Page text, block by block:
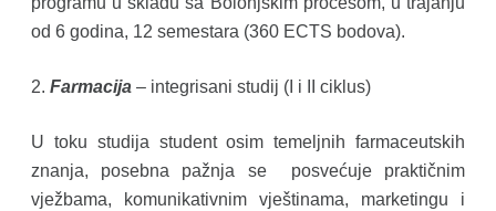
od 6 godina, 12 semestara (360 ECTS bodova).
2. Farmacija– integrisani studij (I i II ciklus)
U toku studija student osim temeljnih farmaceutskih
znanja, posebna pažnja se posvećuje praktičnim
vježbama, komunikativnim vještinama, marketingu i